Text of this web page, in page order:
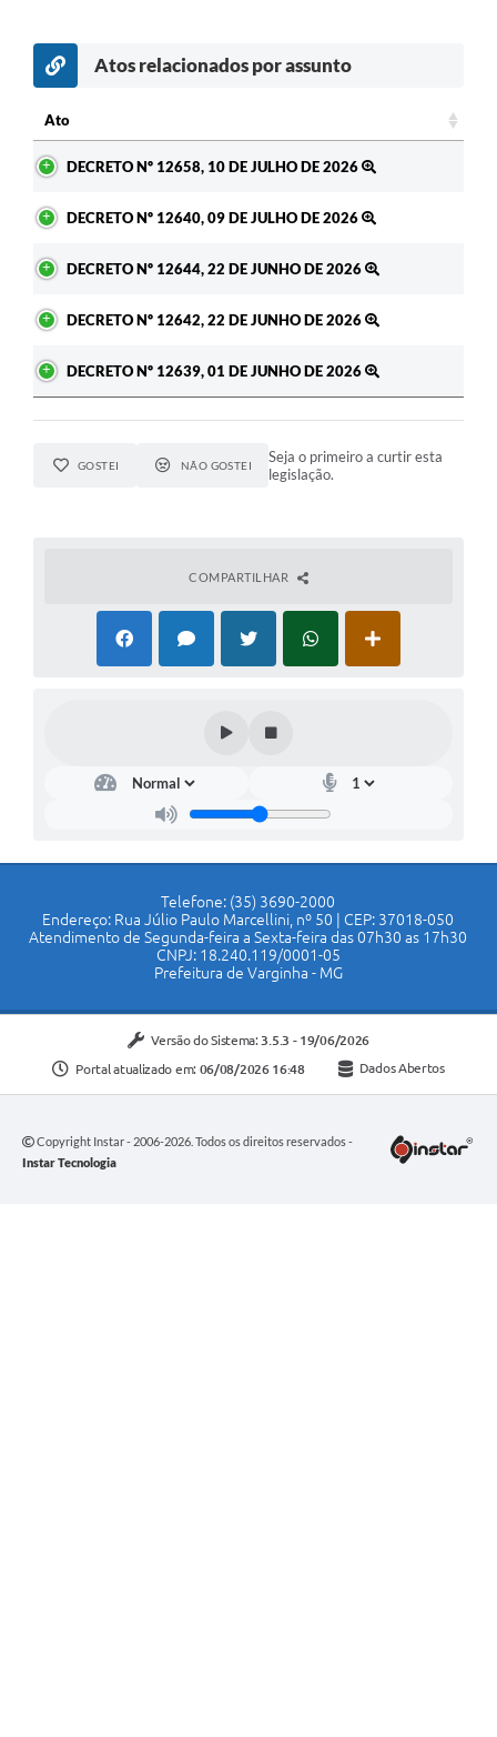
Atos relacionados por assunto
Ato
DECRETO Nº 12658, 10 DE JULHO DE 2026
DECRETO Nº 12640, 09 DE JULHO DE 2026
DECRETO Nº 12644, 22 DE JUNHO DE 2026
DECRETO Nº 12642, 22 DE JUNHO DE 2026
DECRETO Nº 12639, 01 DE JUNHO DE 2026
GOSTEI NÃO GOSTEI
Seja o primeiro a curtir esta
legislação.
COMPARTILHAR
Telefone: (35) 3690-2000
Endereço: Rua Júlio Paulo Marcellini, nº 50 | CEP: 37018-050
Atendimento de Segunda-feira a Sexta-feira das 07h30 as 17h30
CNPJ: 18.240.119/0001-05
Prefeitura de Varginha - MG
Versão do Sistema: 3.5.3 - 19/06/2026
Portal atualizado em: 06/08/2026 16:48 Dados Abertos
Copyright Instar - 2006-2026. Todos os direitos reservados -
Instar Tecnologia